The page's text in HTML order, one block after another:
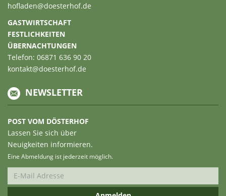
hofladen@doesterhof.de
GASTWIRTSCHAFT
FESTLICHKEITEN
ÜBERNACHTUNGEN
Telefon: 06871 636 90 20
kontakt@doesterhof.de
NEWSLETTER
POST VOM DÖSTERHOF
Lassen Sie sich über
Neuigkeiten informieren.
Eine Abmeldung ist jederzeit möglich.